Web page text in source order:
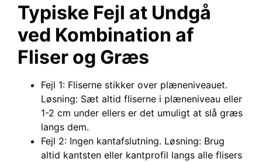
Typiske Fejl at Undgå
ved Kombination af
Fliser og Græs
Fejl 1: Fliserne stikker over plæneniveauet.
Løsning: Sæt altid fliserne i plæneniveau eller
1-2 cm under ellers er det umuligt at slå græs
langs dem.
Fejl 2: Ingen kantafslutning. Løsning: Brug
altid kantsten eller kantprofil langs alle flisers